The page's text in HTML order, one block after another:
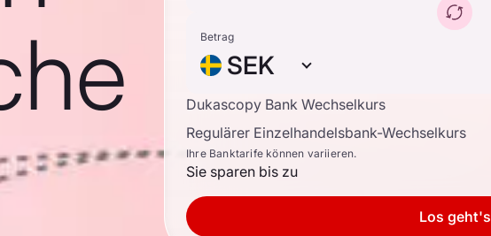
Betrag
SEK
Dukascopy Bank Wechselkurs
Regulärer Einzelhandelsbank-Wechselkurs
Ihre Banktarife können variieren.
Sie sparen bis zu
Los geht's